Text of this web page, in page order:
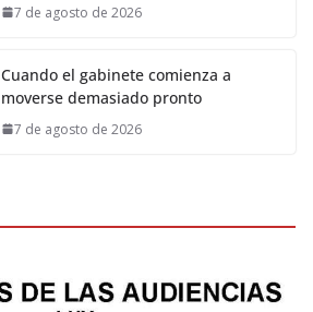
7 de agosto de 2026
Cuando el gabinete comienza a
moverse demasiado pronto
7 de agosto de 2026